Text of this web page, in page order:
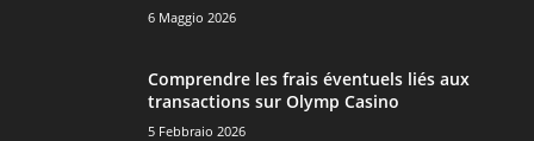
6 Maggio 2026
Comprendre les frais éventuels liés aux
transactions sur Olymp Casino
5 Febbraio 2026